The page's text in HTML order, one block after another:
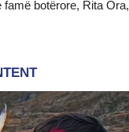
famë botërore, Rita